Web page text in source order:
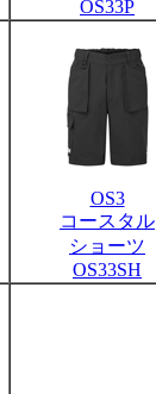
OS33P
OS3
コースタル
ショーツ
OS33SH